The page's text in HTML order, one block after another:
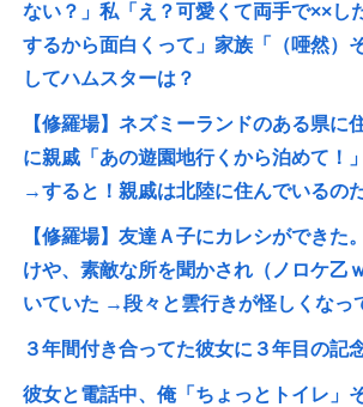
ない？」私「え？可愛くて両手で××し
するから面白くって」家族「（唖然）
してハムスターは？
【修羅場】ネズミーランドのある県に
に親戚「あの遊園地行くから泊めて！
→すると！親戚は北陸に住んでいるの
【修羅場】友達Ａ子にカレシができた
けや、素敵な所を聞かされ（ノロケ乙
いていた →段々と雲行きが怪しくなっ
３年間付き合ってた彼女に３年目の記
彼女と電話中、俺「ちょっとトイレ」